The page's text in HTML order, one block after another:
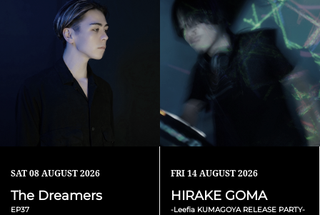
SAT08 AUGUST 2026
The Dreamers
EP37
FRI14 AUGUST 2026
HIRAKE GOMA
-Leefia KUMAGOYA RELEASE PARTY-